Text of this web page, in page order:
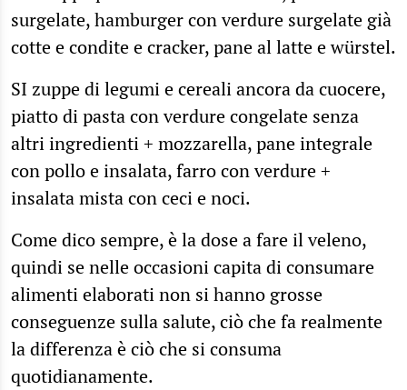
surgelate, hamburger con verdure surgelate già
cotte e condite e cracker, pane al latte e würstel.
SI zuppe di legumi e cereali ancora da cuocere,
piatto di pasta con verdure congelate senza
altri ingredienti + mozzarella, pane integrale
con pollo e insalata, farro con verdure +
insalata mista con ceci e noci.
Come dico sempre, è la dose a fare il veleno,
quindi se nelle occasioni capita di consumare
alimenti elaborati non si hanno grosse
conseguenze sulla salute, ciò che fa realmente
la differenza è ciò che si consuma
quotidianamente.